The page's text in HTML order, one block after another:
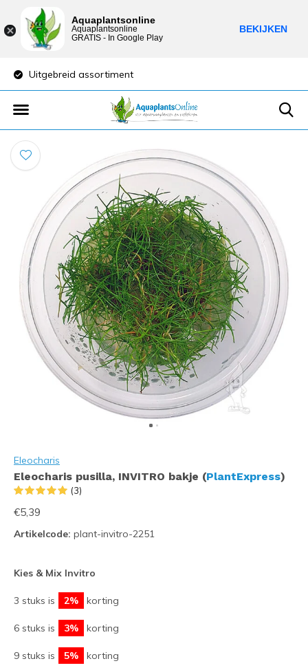
Lage verzendkosten
Eleocharis
Eleocharis pusilla, INVITRO bakje (PlantExpress)
(3)
€5,39
Artikelcode: plant-invitro-2251
Kies & Mix Invitro
3 stuks is 2% korting
6 stuks is 3% korting
9 stuks is 5% korting
Aquaplantsonline
Aquaplantsonline
GRATIS - In Google Play
BEKIJKEN